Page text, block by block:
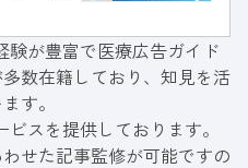
ンツSEO
関する情報
験が豊富で医療広告ガイド
数在籍しており、知見を活
す。
スを提供しております。
せた記事監修が可能ですの